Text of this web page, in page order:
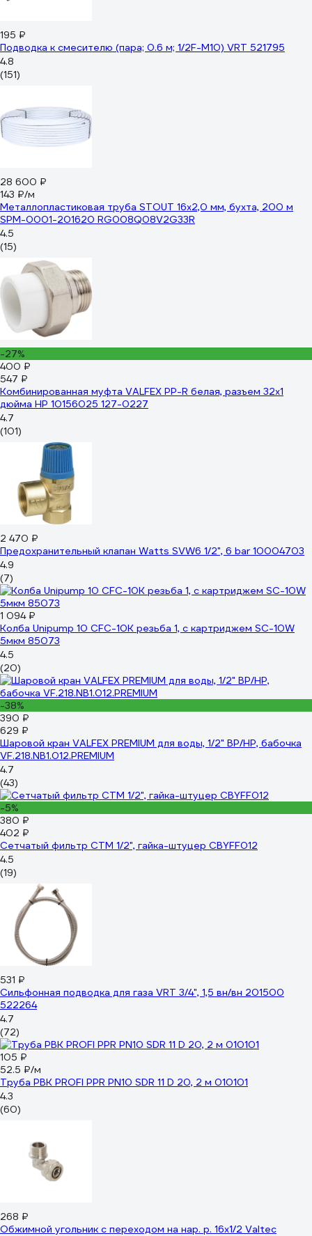
195 ₽
Подводка к смесителю (пара; 0.6 м; 1/2F-M10) VRT 521795
4.8
(151)
28 600 ₽
143 ₽/м
Металлопластиковая труба STOUT 16х2,0 мм, бухта, 200 м
SPM-0001-201620 RG008Q08V2G33R
4.5
(15)
-27%
400 ₽
547 ₽
Комбинированная муфта VALFEX PP-R белая, разъем 32х1
дюйма НР 10156025 127-0227
4.7
(101)
2 470 ₽
Предохранительный клапан Watts SVW6 1/2", 6 bar 10004703
4.9
(7)
1 094 ₽
Колба Unipump 10 CFC-10K резьба 1, с картриджем SC-10W
5мкм 85073
4.5
(20)
-38%
390 ₽
629 ₽
Шаровой кран VALFEX PREMIUM для воды, 1/2" ВР/НР, бабочка
VF.218.NB1.012.PREMIUM
4.7
(43)
-5%
380 ₽
402 ₽
Сетчатый фильтр СТМ 1/2", гайка-штуцер CBYFF012
4.5
(19)
531 ₽
Сильфонная подводка для газа VRT 3/4", 1,5 вн/вн 201500
522264
4.7
(72)
105 ₽
52.5 ₽/м
Труба РВК PROFI PPR PN10 SDR 11 D 20, 2 м 010101
4.3
(60)
268 ₽
Обжимной угольник с переходом на нар. р. 16х1/2 Valtec